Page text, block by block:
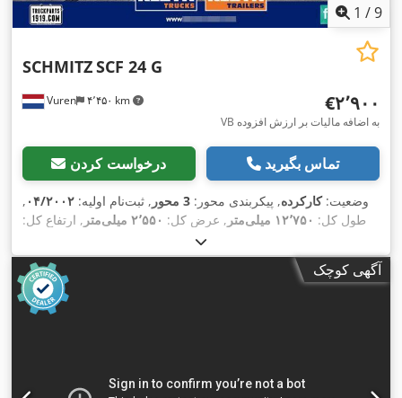
1 /9
Vuren ۴٬۴۵۰ km
SCHMITZSCF 24 G
‎€۲٬۹۰۰
VB به اضافه مالیات بر ارزش افزوده
درخواست کردن تماس بگیرید
وضعیت:کارکرده, پیکربندی محور: 3 محور , ثبت‌نام اولیه: ۰۴/۲۰۰۲ ,
طول کل: ۱۲٬۷۵۰ میلی‌متر , عرض کل: ۲٬۵۵۰ میلی‌متر
, ارتفاع کل:
, سیستم تعلیق:
دیگر, سال ساخت:۲۰۰۲, تجهیزات: ,
آگهی کوچک